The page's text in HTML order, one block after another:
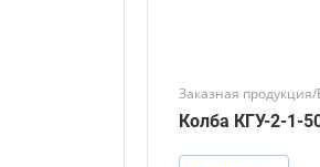
Заказная продукция/
Колба КГУ-2-1-